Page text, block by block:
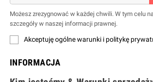
Możesz zrezygnować w każdej chwili. W tym celu
szczegóły w naszej informacji prawnej.
Akceptuję ogólne warunki i politykę
INFORMACJA